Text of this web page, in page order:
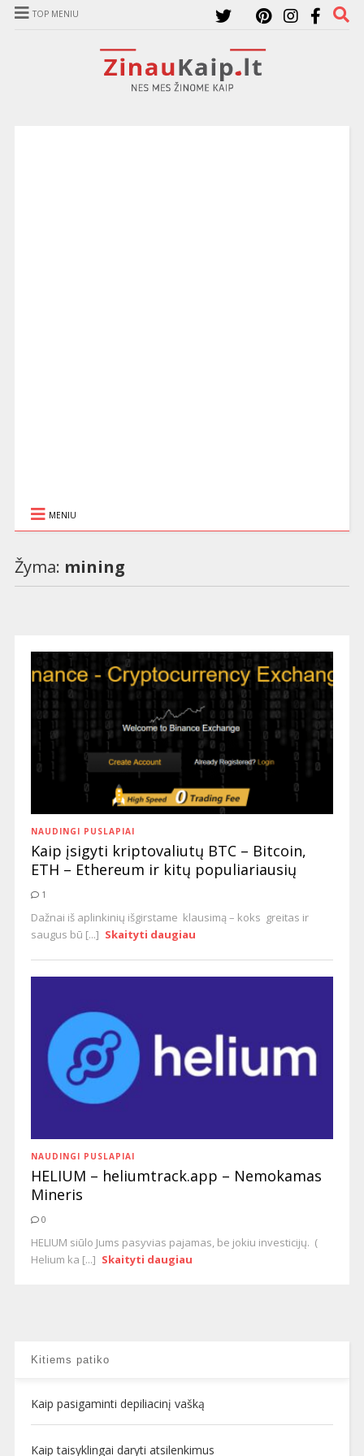
TOP MENIU
MENIU
Žyma: mining
NAUDINGI PUSLAPIAI
Kaip įsigyti kriptovaliutų BTC – Bitcoin,
ETH – Ethereum ir kitų populiariausių
1
Dažnai iš aplinkinių išgirstame klausimą – koks greitas ir
saugus bū [...] Skaityti daugiau
NAUDINGI PUSLAPIAI
HELIUM – heliumtrack.app – Nemokamas
Mineris
0
HELIUM siūlo Jums pasyvias pajamas, be jokiu investicijų. (
Helium ka [...] Skaityti daugiau
Kitiems patiko
Kaip pasigaminti depiliacinį vašką
Kaip taisyklingai daryti atsilenkimus